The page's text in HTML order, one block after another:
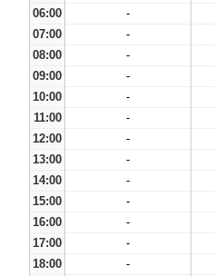
06:00
-
07:00
-
08:00
-
09:00
-
10:00
-
11:00
-
12:00
-
13:00
-
14:00
-
15:00
-
16:00
-
17:00
-
18:00
-